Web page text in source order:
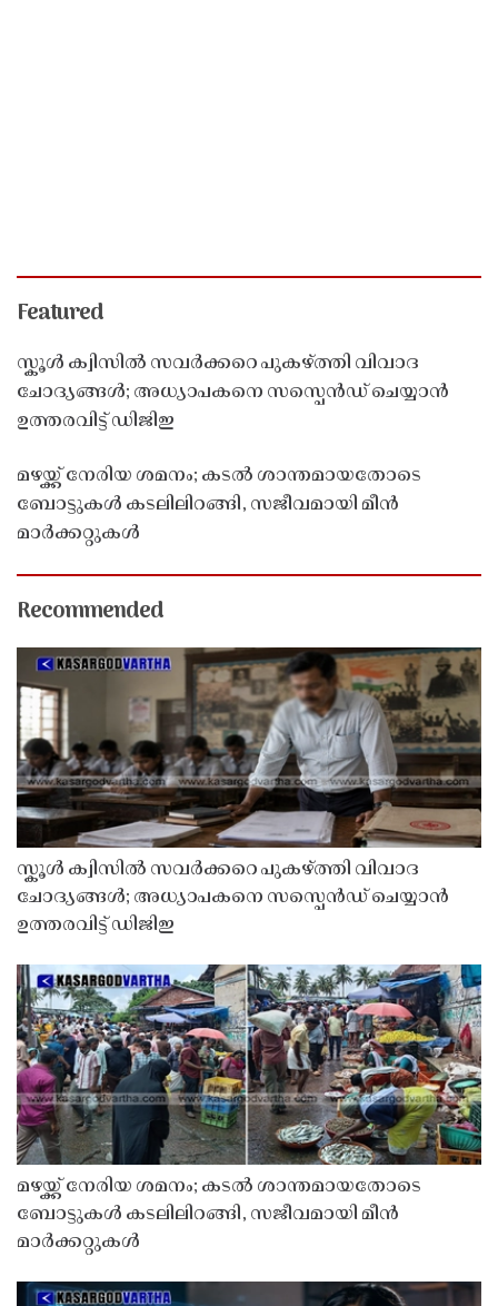
Featured
സ്കൂൾ ക്വിസിൽ സവർക്കറെ പുകഴ്ത്തി വിവാദ
ചോദ്യങ്ങൾ; അധ്യാപകനെ സസ്പെൻഡ് ചെയ്യാൻ
ഉത്തരവിട്ട് ഡിജിഇ
മഴയ്ക്ക് നേരിയ ശമനം; കടൽ ശാന്തമായതോടെ
ബോട്ടുകൾ കടലിലിറങ്ങി, സജീവമായി മീൻ
മാർക്കറ്റുകൾ
Recommended
സ്കൂൾ ക്വിസിൽ സവർക്കറെ പുകഴ്ത്തി വിവാദ
ചോദ്യങ്ങൾ; അധ്യാപകനെ സസ്പെൻഡ് ചെയ്യാൻ
ഉത്തരവിട്ട് ഡിജിഇ
മഴയ്ക്ക് നേരിയ ശമനം; കടൽ ശാന്തമായതോടെ
ബോട്ടുകൾ കടലിലിറങ്ങി, സജീവമായി മീൻ
മാർക്കറ്റുകൾ